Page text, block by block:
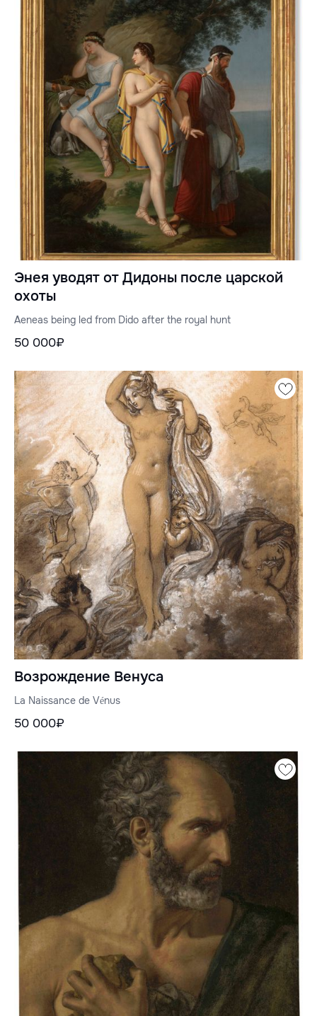
Энея уводят от Дидоны после царской
охоты
Aeneas being led from Dido after the royal hunt
50 000₽
Возрождение Венуса
La Naissance de Vénus
50 000₽